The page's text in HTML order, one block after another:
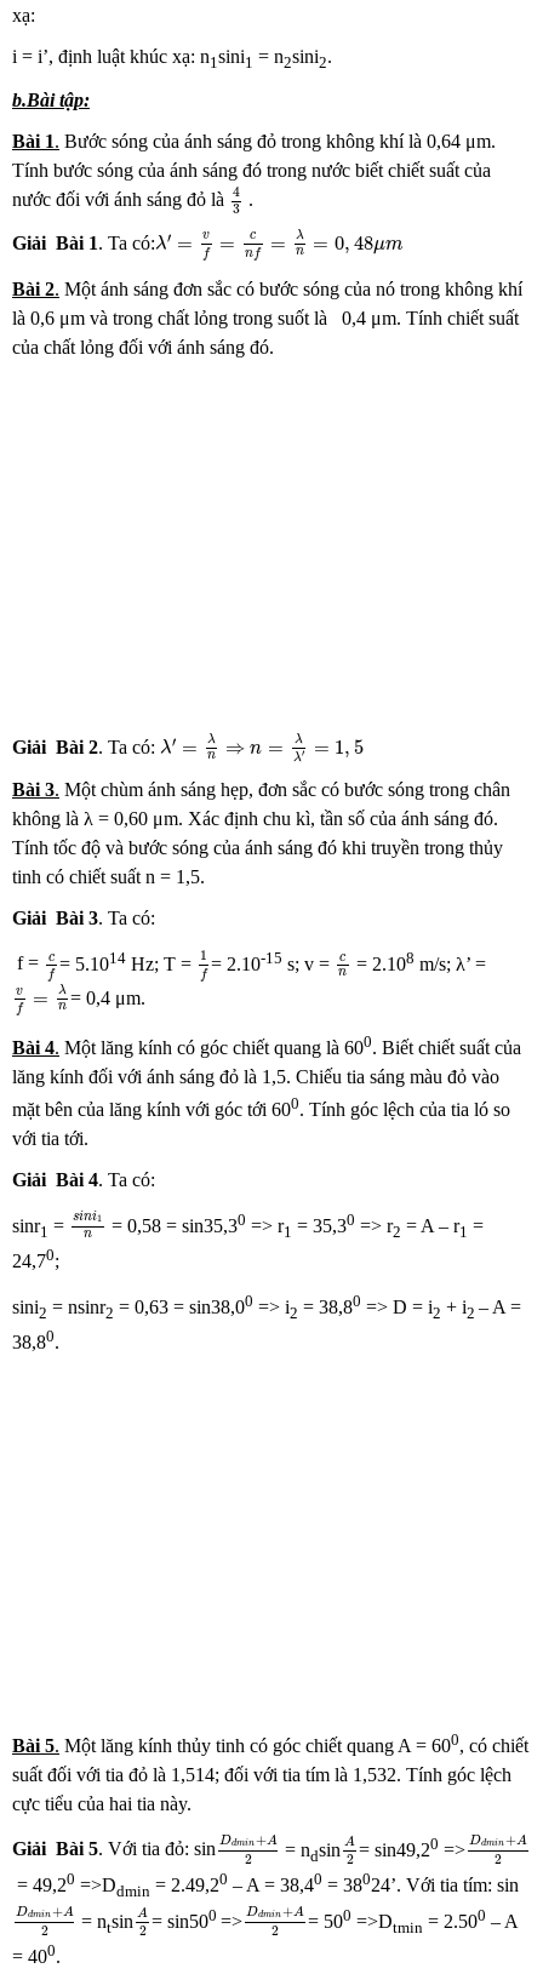
xạ:
i = i’, định luật khúc xạ: n1sini1 = n2sini2.
b.Bài tập:
Bài 1. Bước sóng của ánh sáng đỏ trong không khí là 0,64 μm.
Tính bước sóng của ánh sáng đó trong nước biết chiết suất của
nước đối với ánh sáng đỏ là
4
3
4
.
Giải Bài 1. Ta có:λ′ =
v
f
=
c
nf =
λ
n
= 0, 48μm
= =c λn 48
Bài 2. Một ánh sáng đơn sắc có bước sóng của nó trong không khí
là 0,6 μm và trong chất lỏng trong suốt là 0,4 μm. Tính chiết suất
của chất lỏng đối với ánh sáng đó.
Giải Bài 2. Ta có: λ′ =
λ
n
⇒ n =
λ
λ′ = 1 , 5
= ⇒ 5
Bài 3. Một chùm ánh sáng hẹp, đơn sắc có bước sóng trong chân
không là λ = 0,60 μm. Xác định chu kì, tần số của ánh sáng đó.
Tính tốc độ và bước sóng của ánh sáng đó khi truyền trong thủy
tinh có chiết suất n = 1,5.
Giải Bài 3. Ta có:
f =
c
f
cf = 5.1014Hz; T = 1
f
1
= 2.10-15 s; v =
c
n
cn = 2.108 m/s; λ’ =
v
f
=
λ
n
vf λn
= 0,4 μm.
Bài 4. Một lăng kính có góc chiết quang là 600. Biết chiết suất của
lăng kính đối với ánh sáng đỏ là 1,5. Chiếu tia sáng màu đỏ vào
mặt bên của lăng kính với góc tới 600. Tính góc lệch của tia ló so
với tia tới.
Giải Bài4. Ta có:
sinr1 = sini1
n
sini1
= 0,58 = sin35,30 => r1 = 35,30 => r2 = A – r1 =
24,70;
sini2 = nsinr2 = 0,63 = sin38,00 => i2 = 38,80 => D = i2 + i2 – A =
38,80.
Bài5. Một lăng kính thủy tinh có góc chiết quang A = 600, có chiết
suất đối với tia đỏ là 1,514; đối với tia tím là 1,532. Tính góc lệch
cực tiểu của hai tia này.
Giải Bài5. Với tia đỏ: sin Ddmin+A
2
Dd m n +
= ndsin A
2
A
= sin49,20 => Ddmin+A
2
Dd m n +
= 49,20 =>Ddmin = 2.49,20 – A = 38,40 = 38024’. Với tia tím: sin
Ddmin+A
2
Dd m n +
= ntsin A
2
A
= sin500=> Ddmin+A
2
Dd m n +
= 500 =>Dtmin = 2.500 – A
= 400.